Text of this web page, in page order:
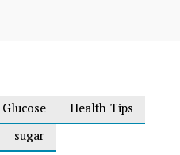
Glucose
Health Tips
sugar